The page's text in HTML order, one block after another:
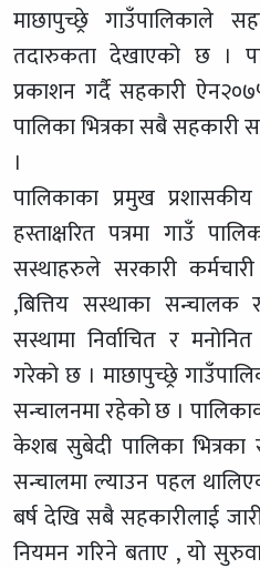
माछापुच्छ्रे गाउँपालिकाले
तदारुकता देखाएको छ ।
प्रकाशन गर्दै सहकारी
पालिका भित्रका सबै
।
पालिकाका प्रमुख
हस्ताक्षरित पत्रमा गाउँ
सस्थाहरुले सरकारी
,बित्तिय सस्थाका सन्चालक
सस्थामा निर्वाचित र
गरेको छ । माछापुच्छ्रे
सन्चालनमा रहेको छ ।
केशब सुबेदी पालिका भित्रका
सन्चालमा ल्याउन पहल
बर्ष देखि सबै सहकारीलाई
नियमन गरिने बताए , यो